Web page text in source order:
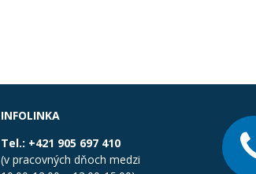
INFOLINKA
Tel.: +421 905 697 410
(v pracovných dňoch medzi